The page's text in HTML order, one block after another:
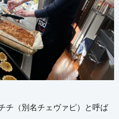
チ（別名チェヴァピ）と呼ば